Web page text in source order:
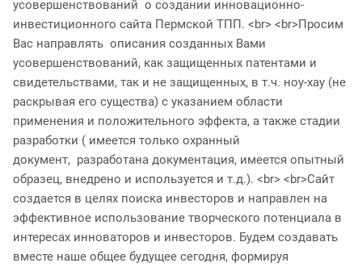
усовершенствований о создании инновационно-
инвестиционного сайта Пермской ТПП. <br> <br>Просим
Вас направлять описания созданных Вами
усовершенствований, как защищенных патентами и
свидетельствами, так и не защищенных, в т.ч. ноу-хау (не
раскрывая его существа) с указанием области
применения и положительного эффекта, а также стадии
разработки ( имеется только охранный
документ, разработана документация, имеется опытный
образец, внедрено и используется и т.д.). <br> <br>Сайт
создается в целях поиска инвесторов и направлен на
эффективное использование творческого потенциала в
интересах инноваторов и инвесторов. Будем создавать
вместе наше общее будущее сегодня, формируя